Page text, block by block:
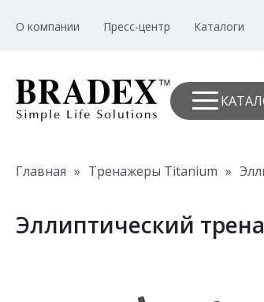
О компании Пресс-центр Каталоги
Главная » Тренажеры Titanium »
Эллиптический